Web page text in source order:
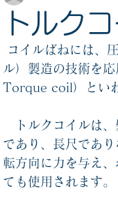
トルク
ル）製造の技術を
Torque coil）とい
トルクコイルは、
であり、長尺であ
転方向に力を与え
ても使用されます。